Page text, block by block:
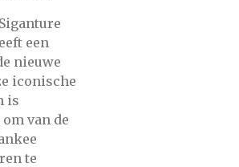
een
nieuwe
iconische
is
van de
te